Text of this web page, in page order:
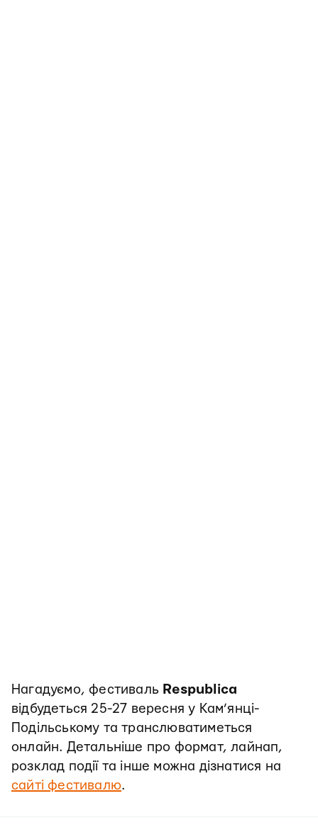
Нагадуємо, фестиваль Respublica
відбудеться 25-27 вересня у Кам’янці-
Подільському та транслюватиметься
онлайн. Детальніше про формат, лайнап,
розклад події та інше можна дізнатися на
сайті фестивалю.